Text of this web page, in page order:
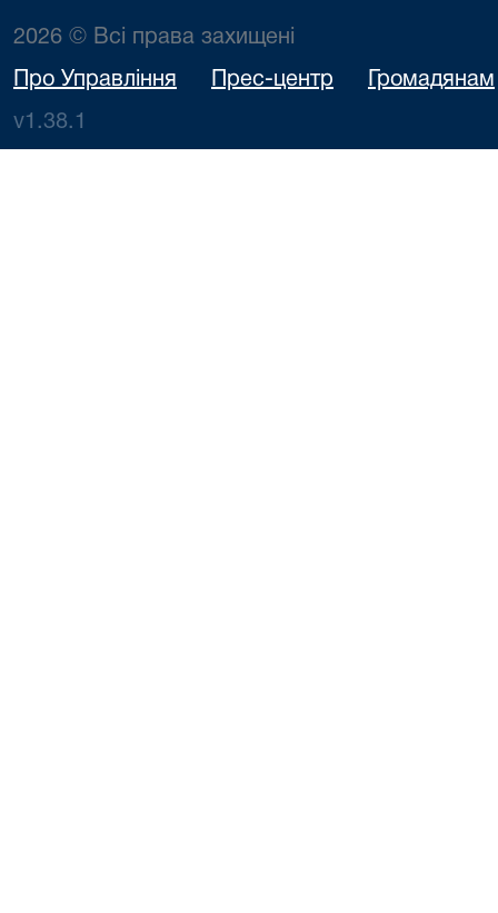
2026 © Всі права захищені
Про Управління Прес-центр Громадянам
v1.38.1